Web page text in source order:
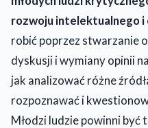
rozwoju intelektualnego i
robić poprzez stwarzanie
dyskusji i wymiany opinii
jak analizować różne
rozpoznawać i
Młodzi ludzie powinni być